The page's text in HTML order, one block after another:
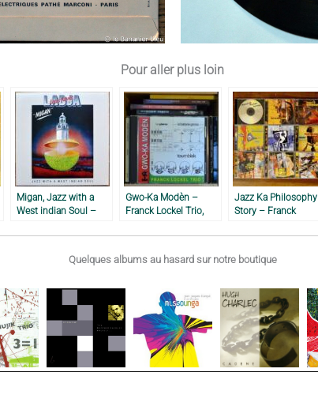
Pour aller plus loin
Migan, Jazz with a
West indian Soul –
1981
Gwo-Ka Modèn –
Franck Lockel Trio,
Jazz Ka Philosophy
Story – Franck
Quelques albums au hasard sur notre boutique